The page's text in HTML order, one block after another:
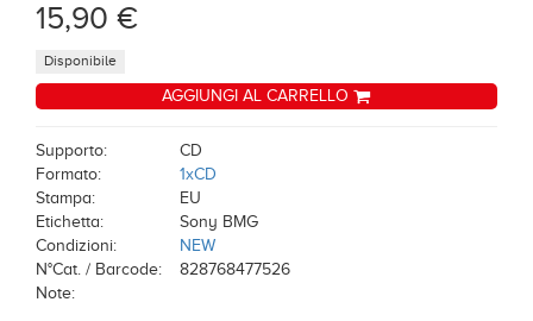
15,90 €
Disponibile
AGGIUNGI AL CARRELLO
Supporto:
CD
Formato:
1xCD
Stampa:
EU
Etichetta:
Sony BMG
Condizioni:
NEW
N°Cat. / Barcode:
828768477526
Note: